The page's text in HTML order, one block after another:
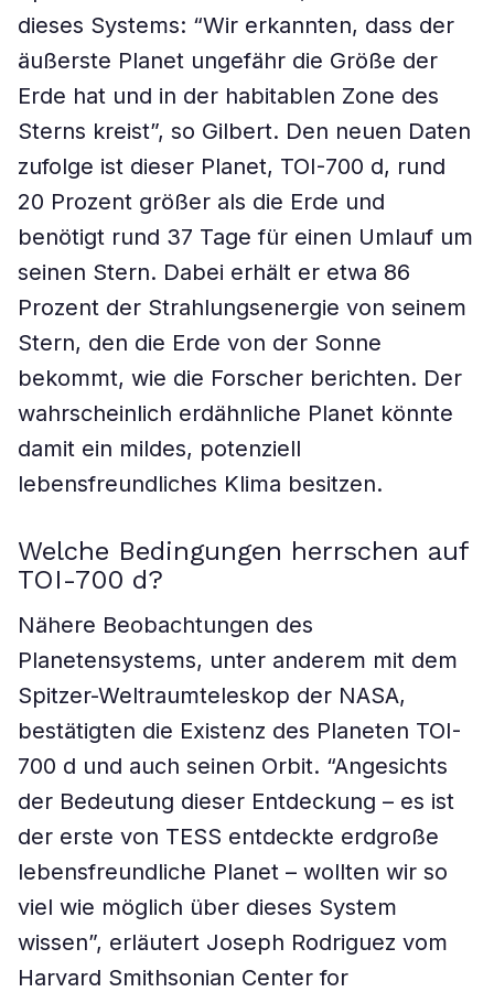
dieses Systems: “Wir erkannten, dass der
äußerste Planet ungefähr die Größe der
Erde hat und in der habitablen Zone des
Sterns kreist”, so Gilbert. Den neuen Daten
zufolge ist dieser Planet, TOI-700 d, rund
20 Prozent größer als die Erde und
benötigt rund 37 Tage für einen Umlauf um
seinen Stern. Dabei erhält er etwa 86
Prozent der Strahlungsenergie von seinem
Stern, den die Erde von der Sonne
bekommt, wie die Forscher berichten. Der
wahrscheinlich erdähnliche Planet könnte
damit ein mildes, potenziell
lebensfreundliches Klima besitzen.
Welche Bedingungen herrschen auf
TOI-700 d?
Nähere Beobachtungen des
Planetensystems, unter anderem mit dem
Spitzer-Weltraumteleskop der NASA,
bestätigten die Existenz des Planeten TOI-
700 d und auch seinen Orbit. “Angesichts
der Bedeutung dieser Entdeckung – es ist
der erste von TESS entdeckte erdgroße
lebensfreundliche Planet – wollten wir so
viel wie möglich über dieses System
wissen”, erläutert Joseph Rodriguez vom
Harvard Smithsonian Center for